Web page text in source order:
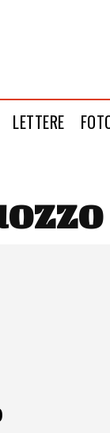
LETTERE